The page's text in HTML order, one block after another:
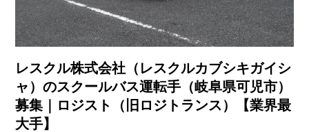
レスクル株式会社（レスクルカブシキガイシ
ャ）のスクールバス運転手（岐阜県可児市）
募集｜ロジスト（旧ロジトランス）【業界最
大手】